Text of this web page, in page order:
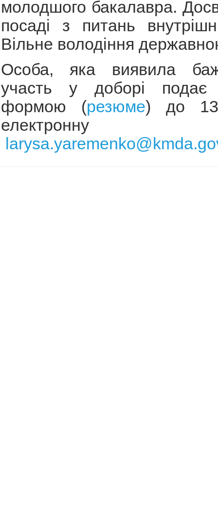
молодшого бакалавра.
посаді з питань
Вільне володіння
Особа, яка виявила
участь у доборі
формою (резюме) до
електронну